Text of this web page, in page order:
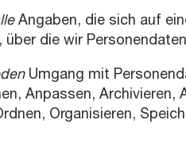
Angaben, die sich auf
über die wir
Umgang mit
Anpassen,
Organisieren,